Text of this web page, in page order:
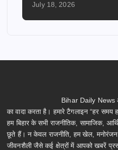
Bihar Daily News
का वादा करता है। हमारे टैगलाइन “हर
हम बिहार के सभी राजनीतिक, सामाजिक,
छूते हैं। न केवल राजनीति, हम खेल, मनोरंजन,
जीवनशैली जैसे कई क्षेत्रों में आपको खबरें